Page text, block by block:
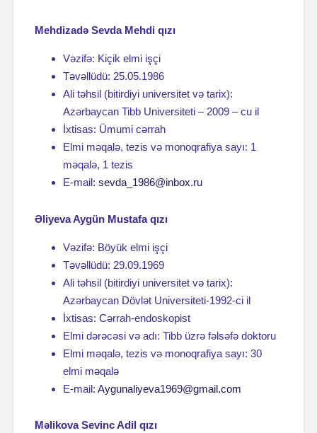
Mehdizadə Sevda Mehdi qızı
Vəzifə: Kiçik elmi işçi
Təvəllüdü: 25.05.1986
Ali təhsil (bitirdiyi universitet və tarix):
Azərbaycan Tibb Universiteti – 2009 – cu il
İxtisas: Ümumi cərrah
Elmi məqalə, tezis və monoqrafiya sayı: 1
məqalə, 1 tezis
E-mail: sevda_1986@inbox.ru
Əliyeva Aygün Mustafa qızı
Vəzifə: Böyük elmi işçi
Təvəllüdü: 29.09.1969
Ali təhsil (bitirdiyi universitet və tarix):
Azərbaycan Dövlət Universiteti-1992-ci il
İxtisas: Cərrah-endoskopist
Elmi dərəcəsi və adı: Tibb üzrə fəlsəfə doktoru
Elmi məqalə, tezis və monoqrafiya sayı: 30
elmi məqalə
E-mail: Aygunaliyeva1969@gmail.com
Məlikova Sevinc Adil qızı